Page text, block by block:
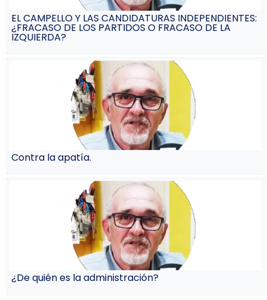
EL CAMPELLO Y LAS CANDIDATURAS INDEPENDIENTES:
¿FRACASO DE LOS PARTIDOS O FRACASO DE LA
IZQUIERDA?
Contra la apatía.
¿De quién es la administración?